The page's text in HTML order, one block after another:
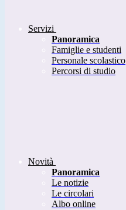
Servizi
Panoramica
Famiglie e studenti
Personale scolastico
Percorsi di studio
Novità
Panoramica
Le notizie
Le circolari
Albo online